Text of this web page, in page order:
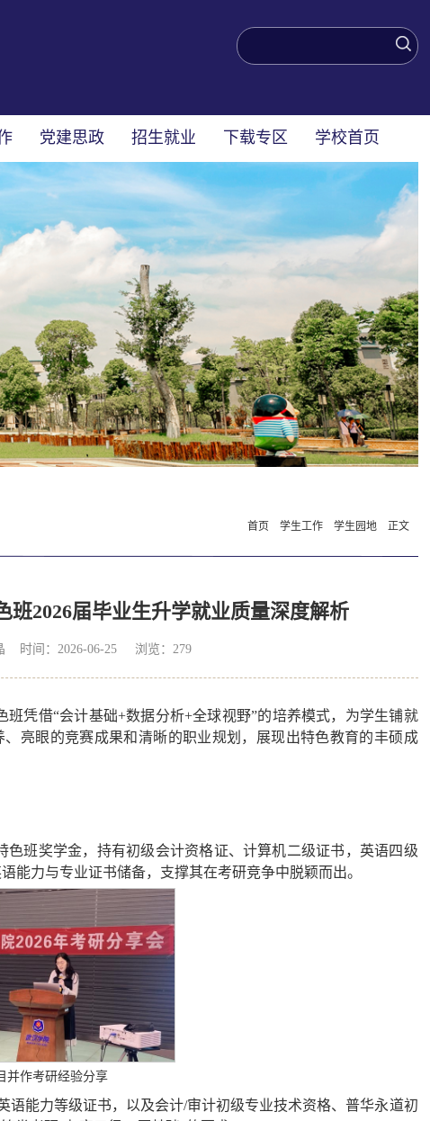
党建思政 招生就业 下载专区 学校首页
首页 学生工作 学生园地正文
2026届毕业生升学就业质量深度解析
时间：2026-06-25 浏览： 279
凭借“会计基础+数据分析+全球视野”的培养模式，为学生铺就
亮眼的竞赛成果和清晰的职业规划，展现出特色教育的丰硕成
班奖学金，持有初级会计资格证、计算机二级证书，英语四级
能力与专业证书储备，支撑其在考研竞争中脱颖而出。
并作考研经验分享
语能力等级证书，以及会计/审计初级专业技术资格、普华永道初